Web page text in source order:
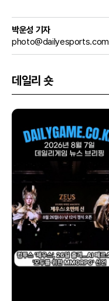
박운성 기자
photo@dailyesports.com
데일리 숏